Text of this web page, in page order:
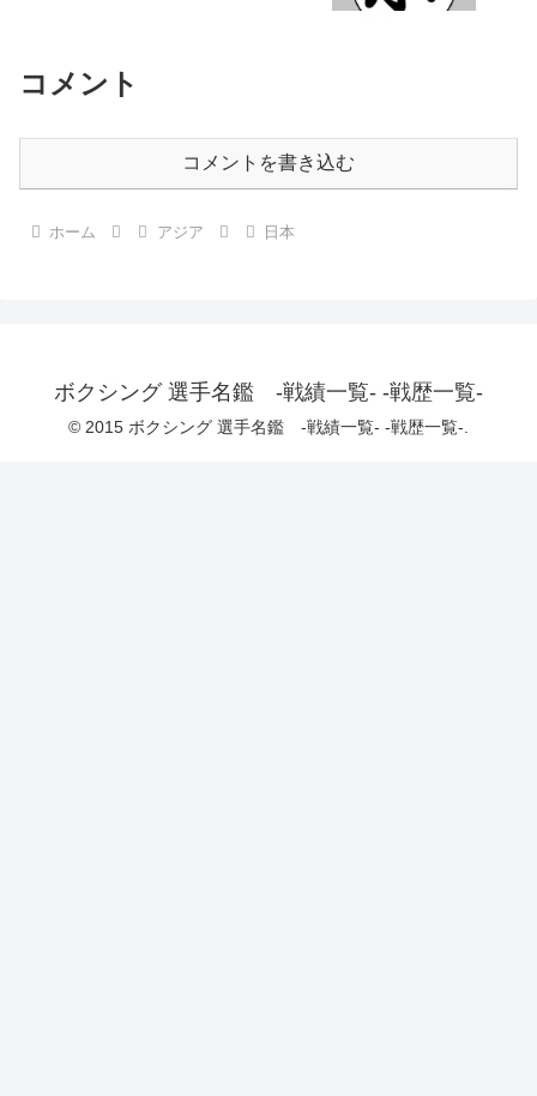
コメント
コメントを書き込む
ホーム アジア 日本
ボクシング 選手名鑑 -戦績一覧- -戦歴一覧-
© 2015 ボクシング 選手名鑑 -戦績一覧- -戦歴一覧-.